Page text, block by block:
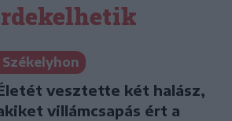
Székelyhon
vesztette két halász,
villámcsapás ért a